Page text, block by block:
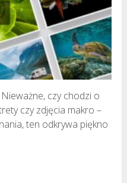
czy chodzi o
czy zdjęcia makro –
ten odkrywa piękno